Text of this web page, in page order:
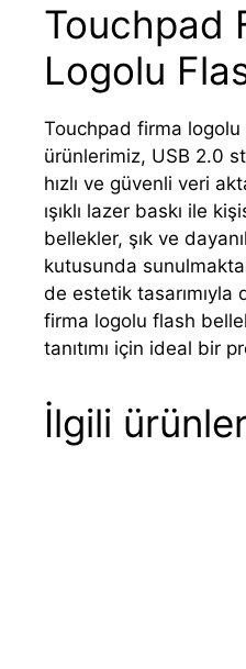
Touchpad
Logolu
Touchpad firma
ürünlerimiz, USB 2.0
hızlı ve güvenli veri
ışıklı lazer baskı ile
bellekler, şık ve
kutusunda
de estetik
firma logolu flash
tanıtımı için ideal bir
İlgili